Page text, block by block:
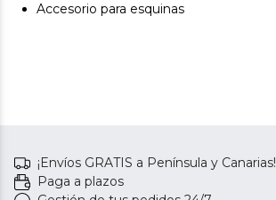
Accesorio para esquinas
¡Envíos GRATIS a Península y Canarias!
Paga a plazos